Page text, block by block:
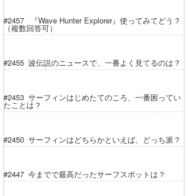
#2457 『Wave Hunter Explorer』使ってみてどう？
（複数回答可）
#2455 波伝説のニュースで、一番よく見てるのは？
#2453 サーフィンはじめたてのころ、一番困ってい
たことは？
#2450 サーフィンはどちらかといえば、どっち派？
#2447 今までで最高だったサーフスポットは？